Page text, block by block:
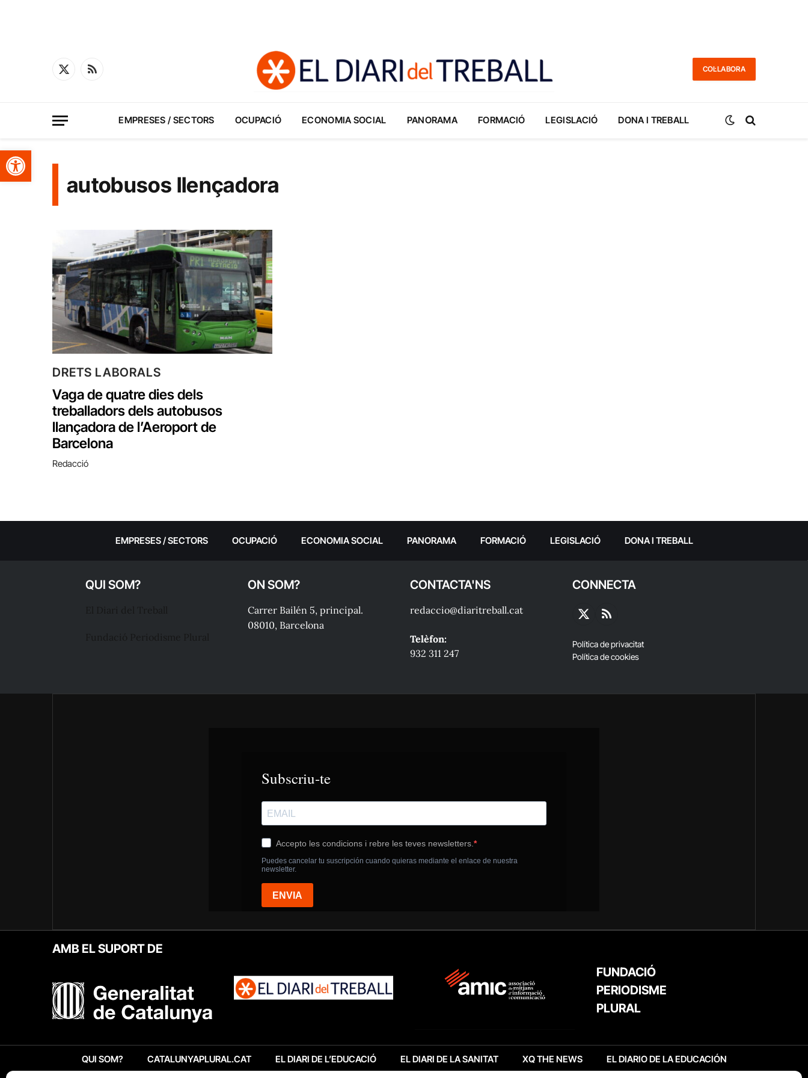
Obre la barra d'eines
X
RSS
COL·LABORA
EMPRESES / SECTORS OCUPACIÓ ECONOMIA SOCIAL PANORAMA FORMACIÓ LEGISLACIÓ DONA I TREBALL
autobusos llençadora
DRETS LABORALS
Vaga de quatre dies dels
treballadors dels autobusos
llançadora de l’Aeroport de
Barcelona
Redacció
EMPRESES / SECTORS OCUPACIÓ ECONOMIA SOCIAL PANORAMA FORMACIÓ LEGISLACIÓ DONA I TREBALL
QUI SOM? ON SOM?
Carrer Bailén 5, principal.
08010, Barcelona
CONTACTA'NS
redaccio@diaritreball.cat
Telèfon:
932 311 247
CONNECTA
X
RSS
Política de privacitat
Política de cookies
AMB EL SUPORT DE
FUNDACIÓ
PERIODISME
PLURAL
QUI SOM? CATALUNYAPLURAL.CAT EL DIARI DE L’EDUCACIÓ EL DIARI DE LA SANITAT XQ THE NEWS EL DIARIO DE LA EDUCACIÓN